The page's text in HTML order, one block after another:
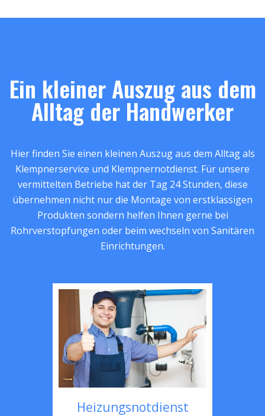
Ein kleiner Auszug aus dem
Alltag der Handwerker
Hier finden Sie einen kleinen Auszug aus dem Alltag als
Klempnerservice und Klempnernotdienst. Für unsere
vermittelten Betriebe hat der Tag 24 Stunden, diese
übernehmen nicht nur die Montage von erstklassigen
Produkten sondern helfen Ihnen gerne bei
Rohrverstopfungen oder beim wechseln von Sanitären
Einrichtungen.
Heizungsnotdienst